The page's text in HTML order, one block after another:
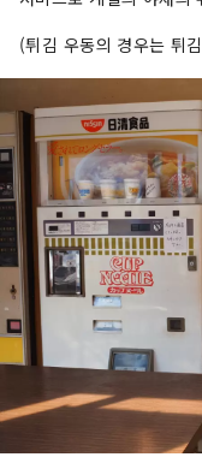
(튀김 우동의 경우는 튀